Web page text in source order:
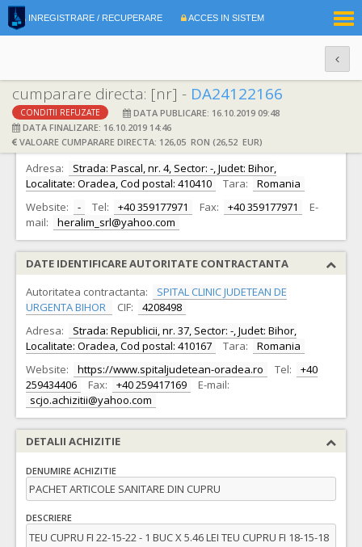
INREGISTRARE / RECUPERARE ACCES IN SISTEM
cumparare directa: [nr] - DA24122166
CONDITII REFUZATE
DATA PUBLICARE: 16.10.2019 09:48
DATA FINALIZARE: 16.10.2019 14:46
VALOARE CUMPARARE DIRECTA: 126,05 RON (26,52 EUR)
DATE IDENTIFICARE OFERTANT
Ofertant: S.C. HERALIM S.R.L. CIF: 21719948
Adresa:
Strada: Pascal, nr. 4, Sector: -, Judet: Bihor,
Localitate: Oradea, Cod postal: 410410
Tara:
Romania
Website:
- Tel: +40 359177971 Fax: +40 359177971
E-
mail:
heralim_srl@yahoo.com
DATE IDENTIFICARE AUTORITATE CONTRACTANTA
Autoritatea contractanta:
SPITAL CLINIC JUDETEAN DE
URGENTA BIHOR
CIF:
4208498
Adresa:
Strada: Republicii, nr. 37, Sector: -, Judet: Bihor,
Localitate: Oradea, Cod postal: 410167
Tara:
Romania
Website:
https://www.spitaljudetean-oradea.ro Tel:
+40
259434406
Fax: +40 259417169
E-mail:
scjo.achizitii@yahoo.com
DETALII ACHIZITIE
DENUMIRE ACHIZITIE
PACHET ARTICOLE SANITARE DIN CUPRU
DESCRIERE
TEU CUPRU FI 22-15-22 - 1 BUC X 5.46 LEI TEU CUPRU FI 18-15-18